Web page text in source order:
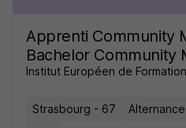
Apprenti Community
Bachelor Community
Institut Européen de Formation
Strasbourg - 67 Alternance